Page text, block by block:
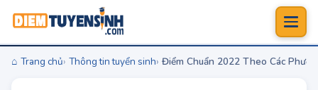
Trang chủ Thông tin tuyển sinh Điểm Chuẩn 2022 Theo Các